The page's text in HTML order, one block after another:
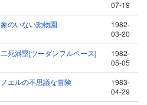
07-19
象のいない動物園
1982-
03-20
二死満塁[ツーダンフルベース]
1982-
05-05
ノエルの不思議な冒険
1983-
04-29